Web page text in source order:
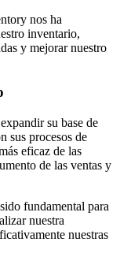
nos ha
inventario,
y mejorar nuestro
su base de
sus procesos de
eficaz de las
de las ventas y
fundamental para
nuestra
nuestras